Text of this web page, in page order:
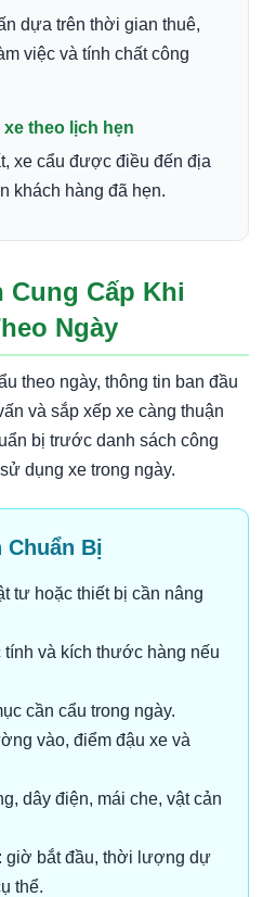
dựa trên thời gian thuê,
việc và tính chất công
theo lịch hẹn
xe cẩu được điều đến địa
khách hàng đã hẹn.
Cung Cấp Khi
Ngày
theo ngày, thông tin ban đầu
và sắp xếp xe càng thuận
bị trước danh sách công
dụng xe trong ngày.
Chuẩn Bị
tư hoặc thiết bị cần nâng
và kích thước hàng nếu
cần cẩu trong ngày.
vào, điểm đậu xe và
dây điện, mái che, vật cản
giờ bắt đầu, thời lượng dự
thể.